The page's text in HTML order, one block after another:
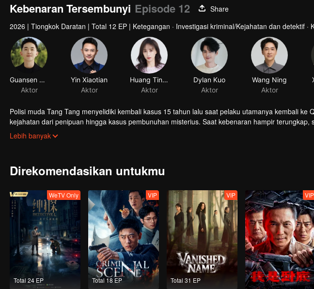
Kebenaran Tersembunyi Episode 12
Share
2026 | Tiongkok Daratan | Total 12 EP | Ketegangan · Investigasi kriminal/Kejahatan dan detektif ·
Guansen Ding
Aktor
Yin Xiaotian
Aktor
Huang Tingting
Aktor
Dylan Kuo
Aktor
Polisi muda Tang Tang menyelidiki kembali kasus 15 tahun lalu saat pelaku utamanya kembali ke
kejahatan dari penipuan hingga kasus pembunuhan misterius. Saat kebenaran hampir terungkap,
dalang di balik semuanya ternyata adalah seseorang yang tak pernah ia duga...
Lebih banyak
Direkomendasikan untukmu
Total 24 EP
WeTV Only
Total 18 EP
VIP
Total 31 EP
VIP VIP